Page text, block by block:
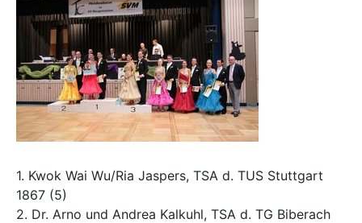
1. Kwok Wai Wu/Ria Jaspers, TSA d. TUS Stuttgart
1867 (5)
2. Dr. Arno und Andrea Kalkuhl, TSA d. TG Biberach